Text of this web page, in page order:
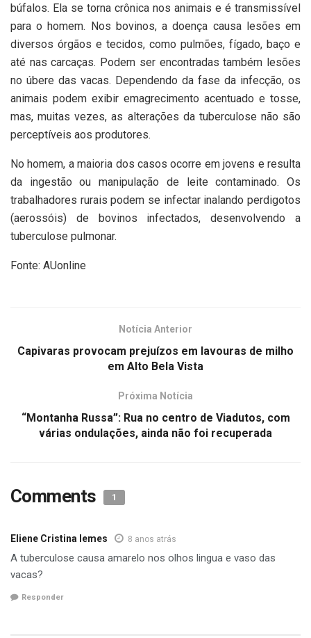
búfalos. Ela se torna crônica nos animais e é transmissível
para o homem. Nos bovinos, a doença causa lesões em
diversos órgãos e tecidos, como pulmões, fígado, baço e
até nas carcaças. Podem ser encontradas também lesões
no úbere das vacas. Dependendo da fase da infecção, os
animais podem exibir emagrecimento acentuado e tosse,
mas, muitas vezes, as alterações da tuberculose não são
perceptíveis aos produtores.
No homem, a maioria dos casos ocorre em jovens e resulta
da ingestão ou manipulação de leite contaminado. Os
trabalhadores rurais podem se infectar inalando perdigotos
(aerossóis) de bovinos infectados, desenvolvendo a
tuberculose pulmonar.
Fonte: AUonline
Notícia Anterior
Capivaras provocam prejuízos em lavouras de milho
em Alto Bela Vista
Próxima Notícia
“Montanha Russa”: Rua no centro de Viadutos, com
várias ondulações, ainda não foi recuperada
Comments 1
Eliene Cristina lemes 8 anos atrás
A tuberculose causa amarelo nos olhos lingua e vaso das
vacas?
Responder